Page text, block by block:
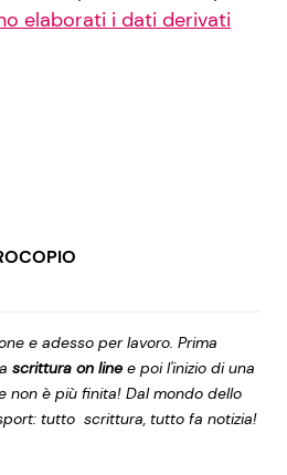
elaborati i dati derivati
e adesso per lavoro. Prima
scrittura on line e poi l'inizio di una
non è più finita! Dal mondo dello
tutto scrittura, tutto fa notizia!